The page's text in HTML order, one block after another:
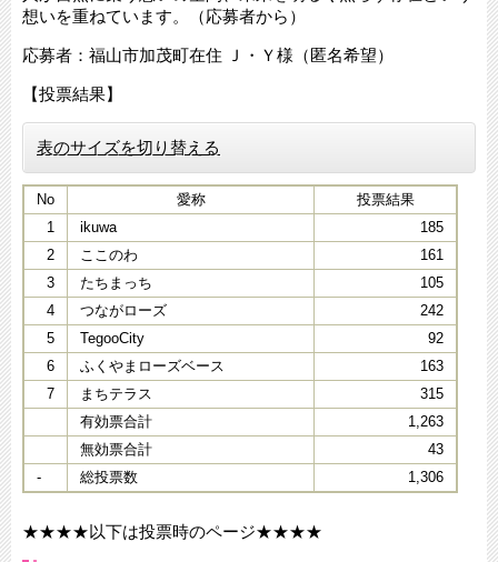
想いを重ねています。（応募者から）
応募者：福山市加茂町在住 Ｊ・Ｙ様（匿名希望）
【投票結果】
表のサイズを切り替える
No 愛称
投票結果
1
ikuwa
185
2
ここのわ
161
3
たちまっち
105
4
つながローズ
242
5
TegooCity
92
6
ふくやまローズベース
163
7
まちテラス
315
有効票合計
1,263
無効票合計
43
-
総投票数 1,306
★★★★以下は投票時のページ★★★★